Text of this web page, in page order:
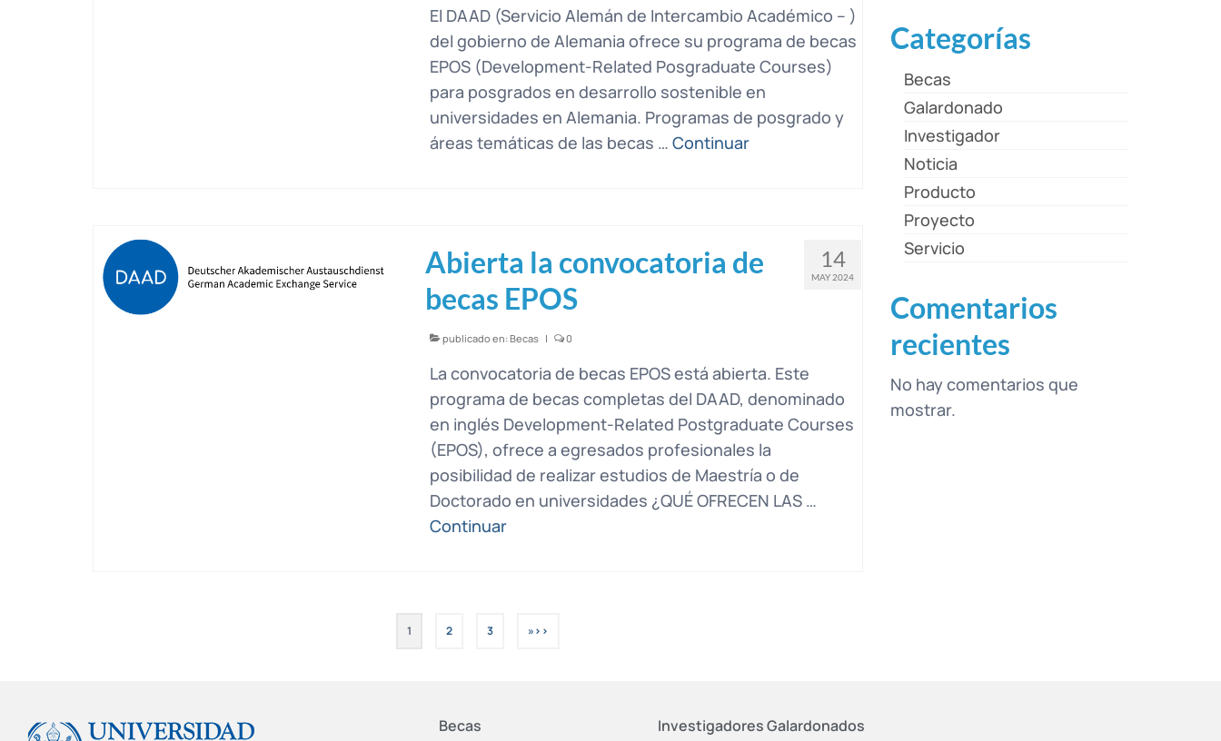
El DAAD (Servicio Alemán de Intercambio Académico – )
del gobierno de Alemania ofrece su programa de becas
EPOS (Development-Related Posgraduate Courses)
para posgrados en desarrollo sostenible en
universidades en Alemania. Programas de posgrado y
áreas temáticas de las becas … Continuar
14
MAY 2024
Abierta la convocatoria de
becas EPOS
publicado en:Becas | 0
La convocatoria de becas EPOS está abierta. Este
programa de becas completas del DAAD, denominado
en inglés Development-Related Postgraduate Courses
(EPOS), ofrece a egresados profesionales la
posibilidad de realizar estudios de Maestría o de
Doctorado en universidades ¿QUÉ OFRECEN LAS …
Continuar
1 2 3 »
Categorías
Becas
Galardonado
Investigador
Noticia
Producto
Proyecto
Servicio
Comentarios
recientes
No hay comentarios que
mostrar.
Becas
Investigadores Galardonados